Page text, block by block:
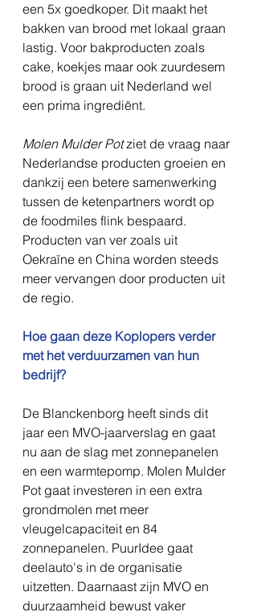
een 5x goedkoper. Dit maakt het
bakken van brood met lokaal graan
lastig. Voor bakproducten zoals
cake, koekjes maar ook zuurdesem
brood is graan uit Nederland wel
een prima ingrediënt.
Molen Mulder Pot ziet de vraag naar
Nederlandse producten groeien en
dankzij een betere samenwerking
tussen de ketenpartners wordt op
de foodmiles flink bespaard.
Producten van ver zoals uit
Oekraïne en China worden steeds
meer vervangen door producten uit
de regio.
Hoe gaan deze Koplopers verder
met het verduurzamen van hun
bedrijf?
De Blanckenborg heeft sinds dit
jaar een MVO-jaarverslag en gaat
nu aan de slag met zonnepanelen
en een warmtepomp. Molen Mulder
Pot gaat investeren in een extra
grondmolen met meer
vleugelcapaciteit en 84
zonnepanelen. PuurIdee gaat
deelauto's in de organisatie
uitzetten. Daarnaast zijn MVO en
duurzaamheid bewust vaker